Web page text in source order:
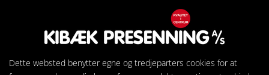
Dette websted benytter egne og tredjeparters cookies for at